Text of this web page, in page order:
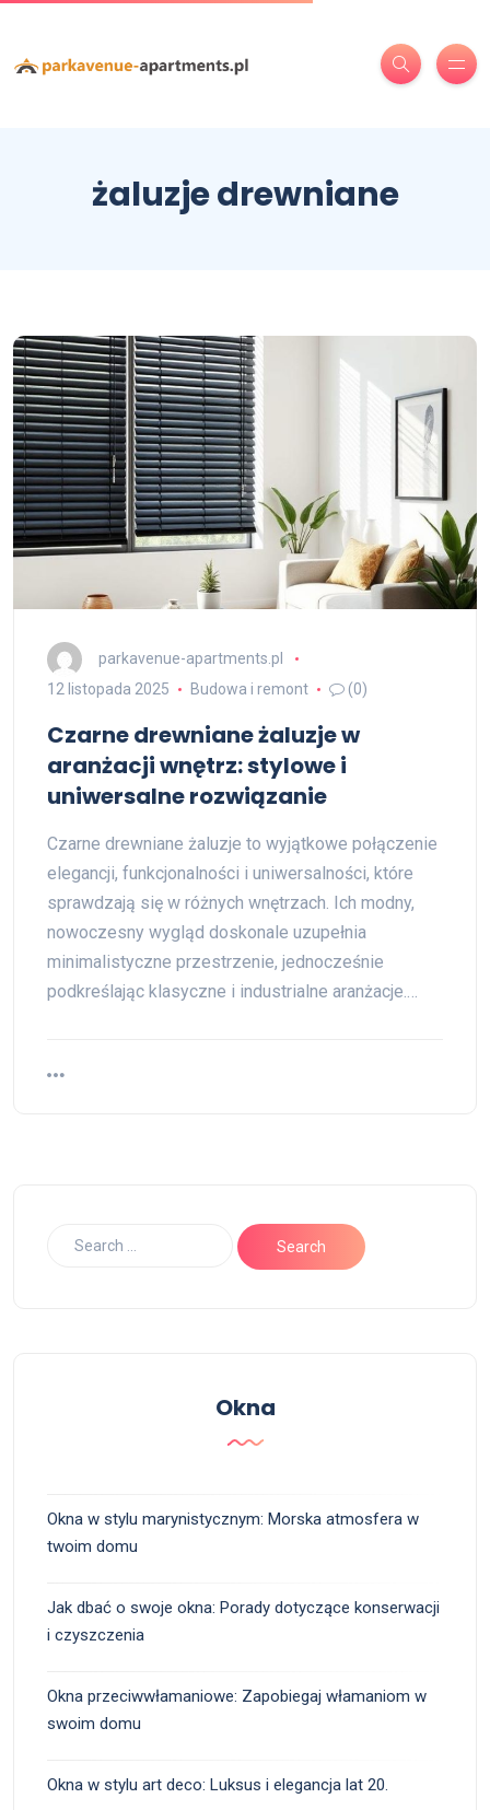
żaluzje drewniane
parkavenue-apartments.pl
12 listopada 2025
Budowa i remont (0)
Czarne drewniane żaluzje w
aranżacji wnętrz: stylowe i
uniwersalne rozwiązanie
Czarne drewniane żaluzje to wyjątkowe połączenie
elegancji, funkcjonalności i uniwersalności, które
sprawdzają się w różnych wnętrzach. Ich modny,
nowoczesny wygląd doskonale uzupełnia
minimalistyczne przestrzenie, jednocześnie
podkreślając klasyczne i industrialne aranżacje.…
Okna
Okna w stylu marynistycznym: Morska atmosfera w
twoim domu
Jak dbać o swoje okna: Porady dotyczące konserwacji
i czyszczenia
Okna przeciwwłamaniowe: Zapobiegaj włamaniom w
swoim domu
Okna w stylu art deco: Luksus i elegancja lat 20.